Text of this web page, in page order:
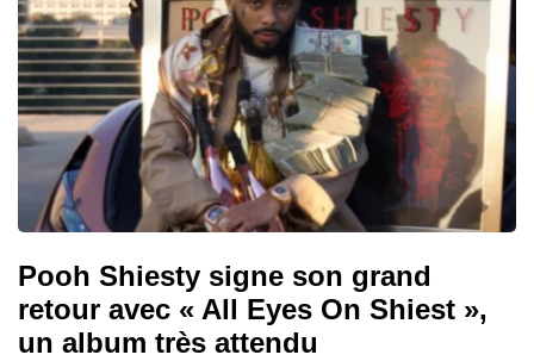
Pooh Shiesty signe son grand
retour avec « All Eyes On Shiest »,
un album très attendu